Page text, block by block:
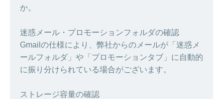
か。
迷惑メール・プロモーションフォルダの確認
Gmailの仕様により、弊社からのメールが「迷惑メ
ールフォルダ」や「プロモーションタブ」に自動的
に振り分けられている場合がございます。
ストレージ容量の確認